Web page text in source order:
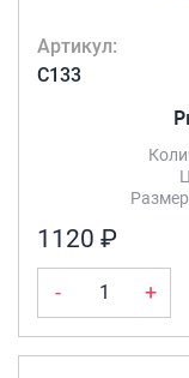
Артикул:
C133
1120 ₽
- +